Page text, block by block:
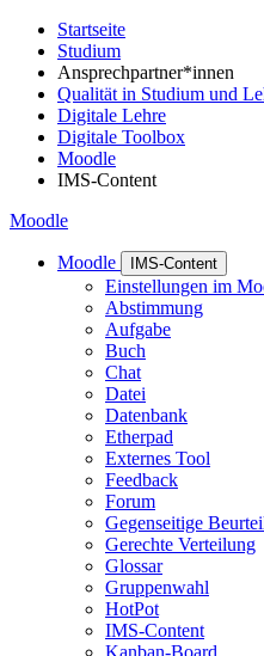
Startseite
Studium
Ansprechpartner*innen
Qualität in Studium und
Digitale Lehre
Digitale Toolbox
Moodle
IMS-Content
Moodle
Moodle IMS-Content
Einstellungen im
Abstimmung
Aufgabe
Buch
Chat
Datei
Datenbank
Etherpad
Externes Tool
Feedback
Forum
Gegenseitige
Gerechte Verteilung
Glossar
Gruppenwahl
HotPot
IMS-Content
Kanban-Board